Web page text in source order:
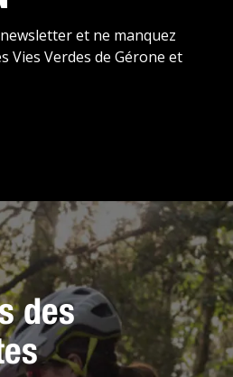
et ne manquez
Vies Verdes de Gérone et
des